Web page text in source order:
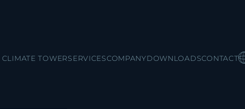
CLIMATE TOWERSERVICESCOMPANYDOWNLOADSCONTACT